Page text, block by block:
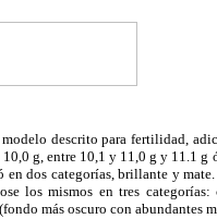
descrito para fertilidad,
g, entre 10,1 y 11,0 g y 11.1 g
dos categorías, brillante y mate.
los mismos en tres
más oscuro con abundantes